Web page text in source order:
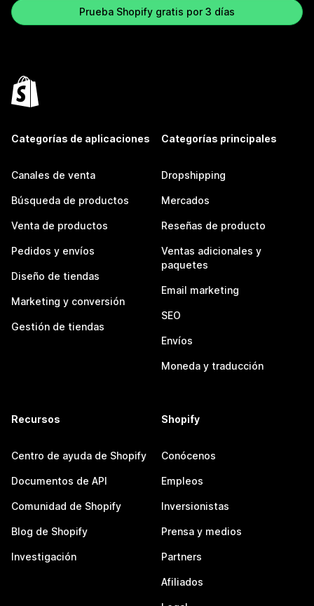
Prueba Shopify gratis por 3 días
Categorías de aplicaciones
Canales de venta
Búsqueda de productos
Venta de productos
Pedidos y envíos
Diseño de tiendas
Marketing y conversión
Gestión de tiendas
Categorías principales
Dropshipping
Mercados
Reseñas de producto
Ventas adicionales y
paquetes
Email marketing
SEO
Envíos
Moneda y traducción
Recursos
Centro de ayuda de Shopify
Documentos de API
Comunidad de Shopify
Blog de Shopify
Investigación
Shopify
Conócenos
Empleos
Inversionistas
Prensa y medios
Partners
Afiliados